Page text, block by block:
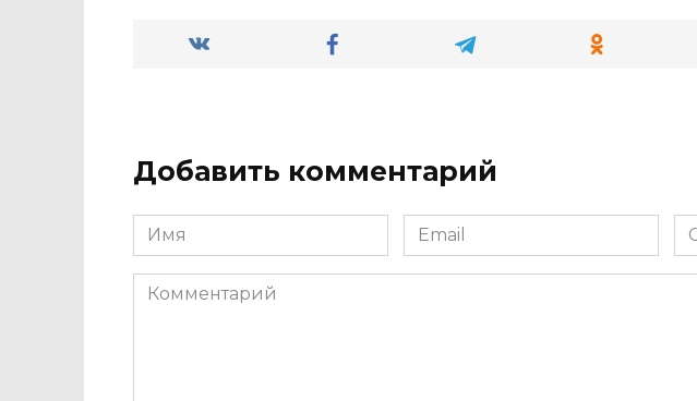
Добавить комментарий
Имя
*
Email
*
Комментарий